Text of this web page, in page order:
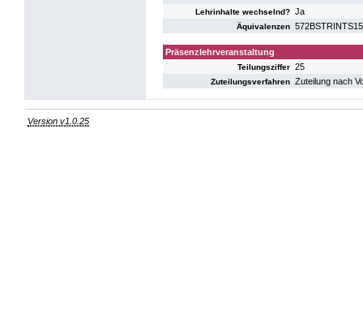
Lehrinhalte wechselnd? Ja
Äquivalenzen
Präsenzlehrveranstaltung
Teilungsziffer 25
Zuteilungsverfahren Zuteilung nach
Version v1.0.25